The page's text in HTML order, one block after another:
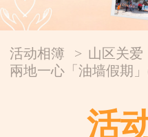
本会服务
活动相簿
报告
活动相簿 > 山区关爱
兩地一心「油墙假期
活